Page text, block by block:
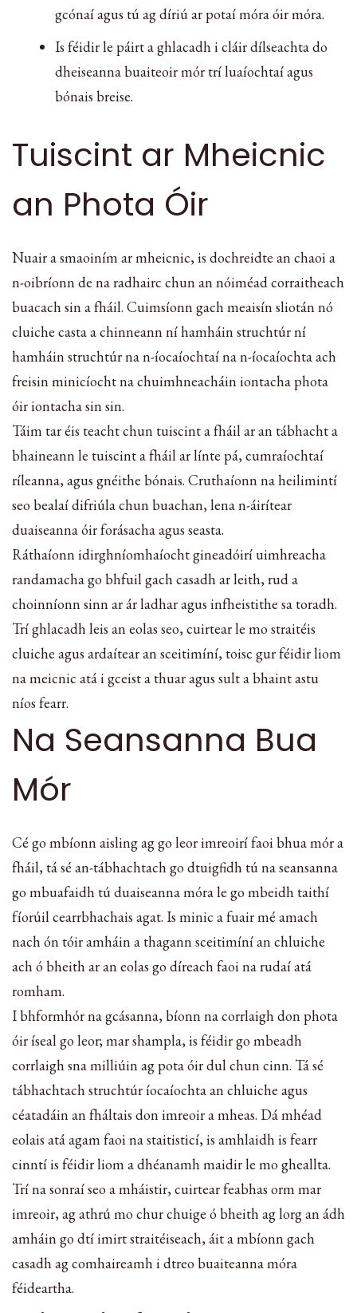
gcónaí agus tú ag díriú ar potaí móra óir móra.
Is féidir le páirt a ghlacadh i cláir dílseachta do
dheiseanna buaiteoir mór trí luaíochtaí agus
bónais breise.
Tuiscint ar Mheicnic
an Phota Óir
Nuair a smaoiním ar mheicnic, is dochreidte an chaoi a
n-oibríonn de na radhairc chun an nóiméad corraitheach
buacach sin a fháil. Cuimsíonn gach meaisín sliotán nó
cluiche casta a chinneann ní hamháin struchtúr ní
hamháin struchtúr na n-íocaíochtaí na n-íocaíochta ach
freisin minicíocht na chuimhneacháin iontacha phota
óir iontacha sin sin.
Táim tar éis teacht chun tuiscint a fháil ar an tábhacht a
bhaineann le tuiscint a fháil ar línte pá, cumraíochtaí
ríleanna, agus gnéithe bónais. Cruthaíonn na heilimintí
seo bealaí difriúla chun buachan, lena n-áirítear
duaiseanna óir forásacha agus seasta.
Ráthaíonn idirghníomhaíocht gineadóirí uimhreacha
randamacha go bhfuil gach casadh ar leith, rud a
choinníonn sinn ar ár ladhar agus infheistithe sa toradh.
Trí ghlacadh leis an eolas seo, cuirtear le mo straitéis
cluiche agus ardaítear an sceitimíní, toisc gur féidir liom
na meicnic atá i gceist a thuar agus sult a bhaint astu
níos fearr.
Na Seansanna Bua
Mór
Cé go mbíonn aisling ag go leor imreoirí faoi bhua mór a
fháil, tá sé an-tábhachtach go dtuigfidh tú na seansanna
go mbuafaidh tú duaiseanna móra le go mbeidh taithí
fíorúil cearrbhachais agat. Is minic a fuair mé amach
nach ón tóir amháin a thagann sceitimíní an chluiche
ach ó bheith ar an eolas go díreach faoi na rudaí atá
romham.
I bhformhór na gcásanna, bíonn na corrlaigh don phota
óir íseal go leor; mar shampla, is féidir go mbeadh
corrlaigh sna milliúin ag pota óir dul chun cinn. Tá sé
tábhachtach struchtúr íocaíochta an chluiche agus
céatadáin an fháltais don imreoir a mheas. Dá mhéad
eolais atá agam faoi na staitisticí, is amhlaidh is fearr
cinntí is féidir liom a dhéanamh maidir le mo gheallta.
Trí na sonraí seo a mháistir, cuirtear feabhas orm mar
imreoir, ag athrú mo chur chuige ó bheith ag lorg an ádh
amháin go dtí imirt straitéiseach, áit a mbíonn gach
casadh ag comhaireamh i dtreo buaiteanna móra
féideartha.